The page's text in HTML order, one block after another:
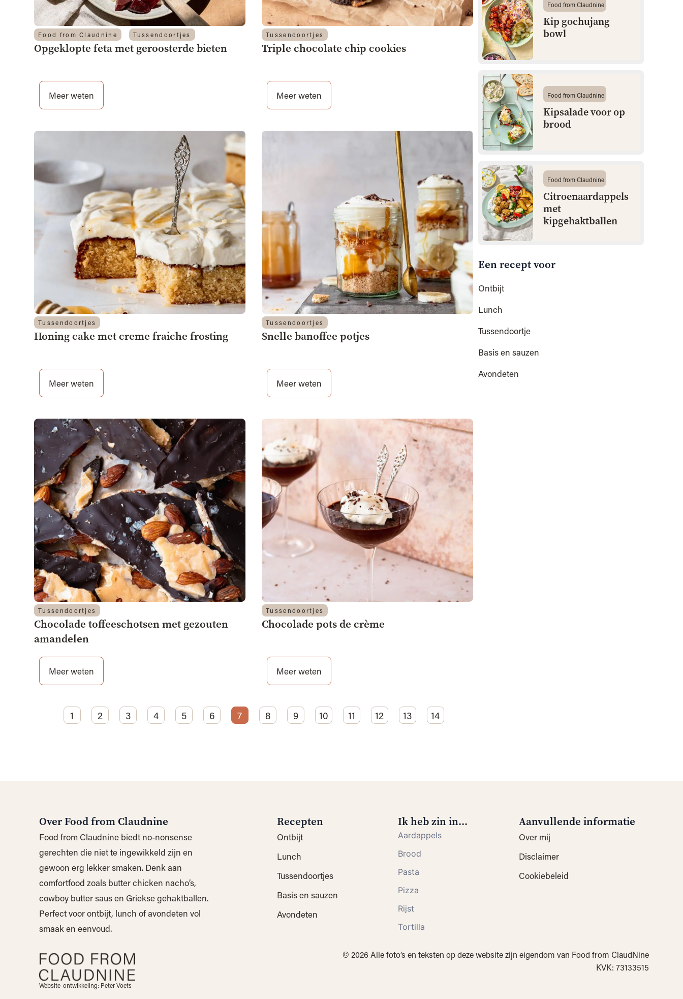
Food from Claudnine Tussendoortjes
Opgeklopte feta met geroosterde bieten
Meer weten
Tussendoortjes
Triple chocolate chip cookies
Meer weten
Tussendoortjes
Honing cake met creme fraiche frosting
Meer weten
Tussendoortjes
Snelle banoffee potjes
Meer weten
Tussendoortjes
Chocolade toffeeschotsen met gezouten
amandelen
Meer weten
Tussendoortjes
Chocolade pots de crème
Meer weten
1 2 3 4 5 6 7 8 9 10 11 12 13 14
Food from Claudnine
Kip gochujang
bowl
Food from Claudnine
Kipsalade voor op
brood
Food from Claudnine
Citroenaardappels
met
kipgehaktballen
Een recept voor
Ontbijt
Lunch
Tussendoortje
Basis en sauzen
Avondeten
Over Food from Claudnine
Food from Claudnine biedt no-nonsense
gerechten die niet te ingewikkeld zijn en
gewoon erg lekker smaken. Denk aan
comfortfood zoals butter chicken nacho’s,
cowboy butter saus en Griekse gehaktballen.
Perfect voor ontbijt, lunch of avondeten vol
smaak en eenvoud.
Recepten
Ontbijt
Lunch
Tussendoortjes
Basis en sauzen
Avondeten
Ik heb zin in...
Aardappels
Brood
Pasta
Pizza
Rijst
Tortilla
Aanvullende informatie
Over mij
Disclaimer
Cookiebeleid
Website-ontwikkeling: Peter Voets
© 2026 Alle foto’s en teksten op deze website zijn eigendom van Food from ClaudNine
KVK: 73133515